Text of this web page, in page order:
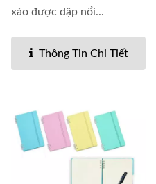
xảo được dập nổi...
Thông Tin Chi Tiết